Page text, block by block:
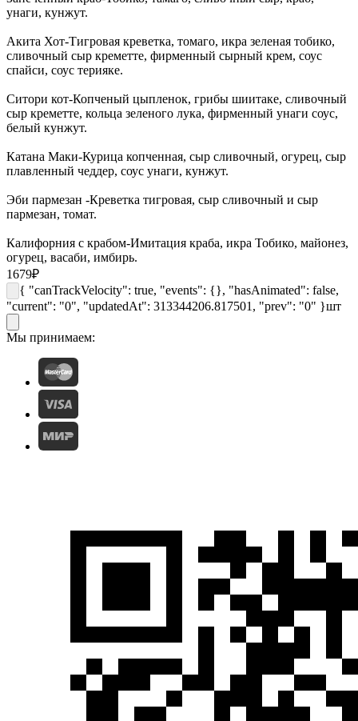
унаги, кунжут.
Акита Хот-Тигровая креветка, томаго, икра зеленая тобико,
сливочный сыр креметте, фирменный сырный крем, соус
спайси, соус терияке.
Ситори кот-Копченый цыпленок, грибы шиитаке, сливочный
сыр креметте, кольца зеленого лука, фирменный унаги соус,
белый кунжут.
Катана Маки-Курица копченная, сыр сливочный, огурец, сыр
плавленный чеддер, соус унаги, кунжут.
Эби пармезан -Креветка тигровая, сыр сливочный и сыр
пармезан, томат.
Калифорния с крабом-Имитация краба, икра Тобико, майонез,
огурец, васаби, имбирь.
1679₽
{ "canTrackVelocity": true, "events": {}, "hasAnimated": false,
"current": "0", "updatedAt": 313344206.817501, "prev": "0" }шт
Мы принимаем: